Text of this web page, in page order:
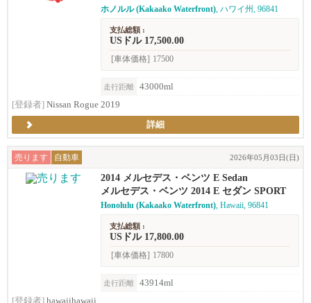
ホノルル (Kakaako Waterfront), ハワイ州, 96841
支払総額 :
USドル 17,500.00
[車体価格] 17500
走行距離
43000ml
[登録者] Nissan Rogue 2019
詳細
売ります 自動車 2026年05月03日(日)
2014 メルセデス・ベンツ E Sedan
メルセデス・ベンツ 2014 E セダン SPORT
Honolulu (Kakaako Waterfront), Hawaii, 96841
支払総額 :
USドル 17,800.00
[車体価格] 17800
走行距離
43914ml
[登録者] hawaiihawaii